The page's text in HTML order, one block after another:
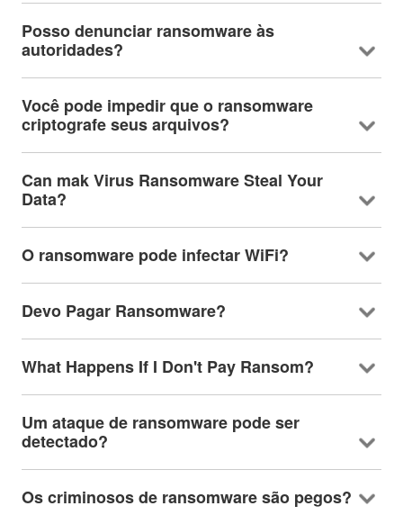
Posso denunciar ransomware às
autoridades?
Você pode impedir que o ransomware
criptografe seus arquivos?
Can mak Virus Ransomware Steal Your
Data?
O ransomware pode infectar WiFi?
Devo Pagar Ransomware?
What Happens If I Don't Pay Ransom?
Um ataque de ransomware pode ser
detectado?
Os criminosos de ransomware são pegos?